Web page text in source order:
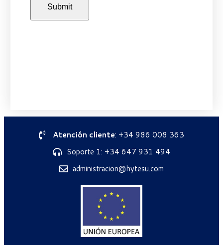
Atención cliente: +34 986 008 363
Soporte 1: +34 647 931 494
administracion@hytesu.com